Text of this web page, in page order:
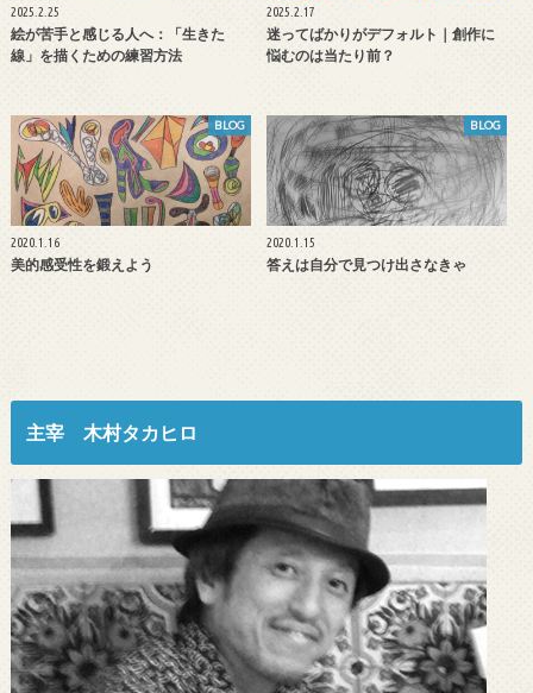
2025.2.25
絵が苦手と感じる人へ：「生きた
線」を描くための練習方法
2025.2.17
迷ってばかりがデフォルト｜創作に
悩むのは当たり前？
BLOG
2020.1.16
美的感受性を鍛えよう
BLOG
2020.1.15
答えは自分で見つけ出さなきゃ
主宰 木村タカヒロ